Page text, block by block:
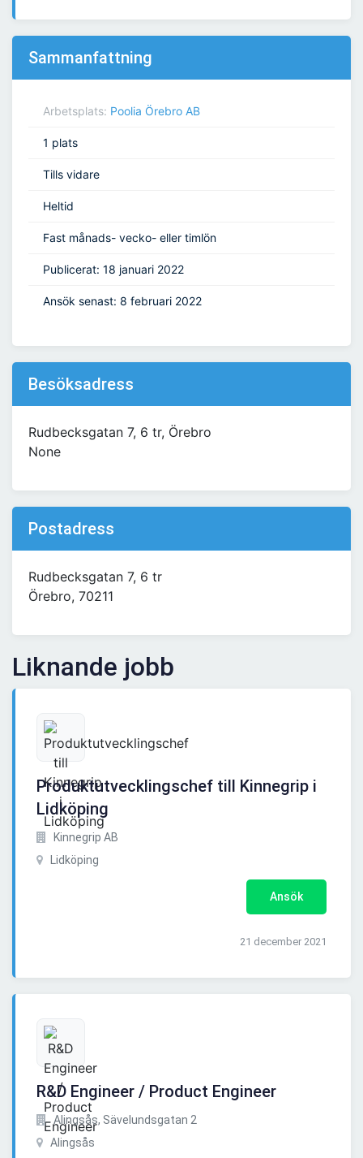
Sammanfattning
Arbetsplats: Poolia Örebro AB
1 plats
Tills vidare
Heltid
Fast månads- vecko- eller timlön
Publicerat: 18 januari 2022
Ansök senast: 8 februari 2022
Besöksadress
Rudbecksgatan 7, 6 tr, Örebro
None
Postadress
Rudbecksgatan 7, 6 tr
Örebro, 70211
Liknande jobb
Produktutvecklingschef till Kinnegrip i
Lidköping
Kinnegrip AB
Lidköping
Ansök
21 december 2021
R&D Engineer / Product Engineer
Alingsås, Sävelundsgatan 2
Alingsås